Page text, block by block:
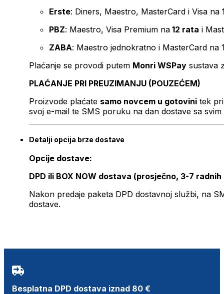
Erste: Diners, Maestro, MasterCard i Visa na
PBZ: Maestro, Visa Premium na 12 rata i
ZABA: Maestro jednokratno i MasterCard na
Plaćanje se provodi putem Monri WSPay sustava
PLAĆANJE PRI PREUZIMANJU (POUZEĆEM)
Proizvode plaćate samo novcem u gotovini tek
svoj e-mail te SMS poruku na dan dostave sa svim
Detalji opcija brze dostave
Opcije dostave:
DPD ili BOX NOW dostava (prosječno, 3-7 radnih
Nakon predaje paketa DPD dostavnoj službi, na
dostave.
Besplatna DPD dostava iznad 80 €